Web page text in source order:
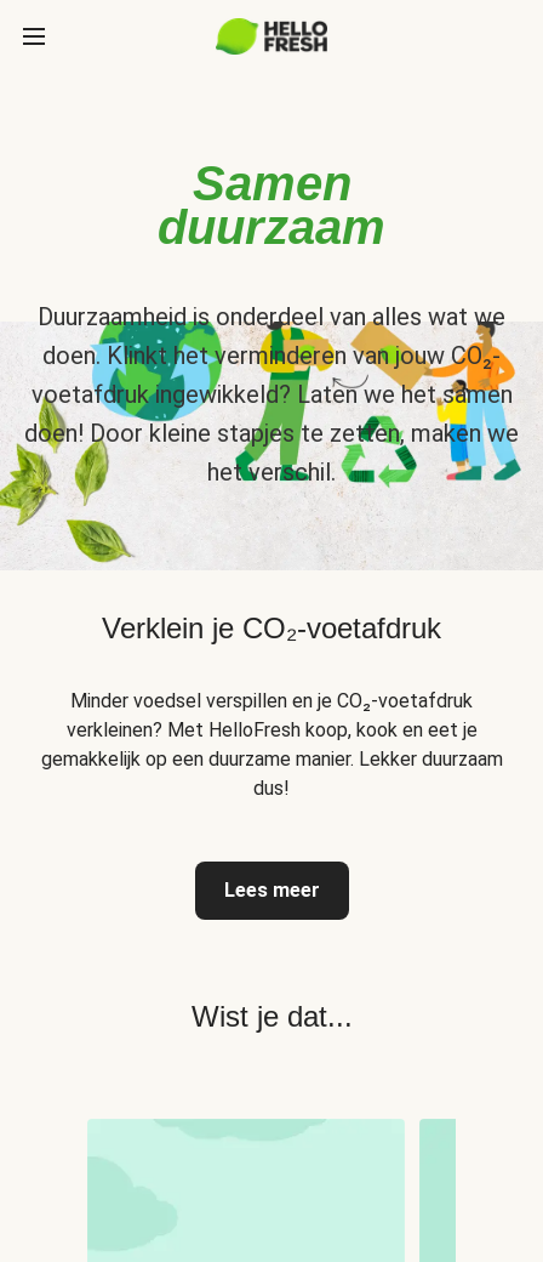
Samen
duurzaam
Duurzaamheid is onderdeel van alles wat we
doen. Klinkt het verminderen van jouw CO₂-
voetafdruk ingewikkeld? Laten we het samen
doen! Door kleine stapjes te zetten, maken we
het verschil.
Verklein je CO₂-voetafdruk
Minder voedsel verspillen en je CO₂-voetafdruk
verkleinen? Met HelloFresh koop, kook en eet je
gemakkelijk op een duurzame manier. Lekker duurzaam
dus!
Lees meer
Wist je dat...